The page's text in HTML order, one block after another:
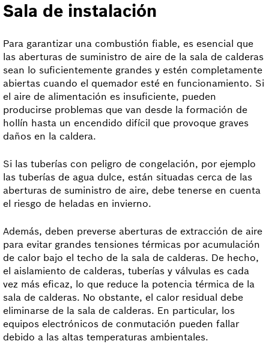
Sala de instalación
Para garantizar una combustión fiable, es esencial que
las aberturas de suministro de aire de la sala de calderas
sean lo suficientemente grandes y estén completamente
abiertas cuando el quemador esté en funcionamiento. Si
el aire de alimentación es insuficiente, pueden
producirse problemas que van desde la formación de
hollín hasta un encendido difícil que provoque graves
daños en la caldera.
Si las tuberías con peligro de congelación, por ejemplo
las tuberías de agua dulce, están situadas cerca de las
aberturas de suministro de aire, debe tenerse en cuenta
el riesgo de heladas en invierno.
Además, deben preverse aberturas de extracción de aire
para evitar grandes tensiones térmicas por acumulación
de calor bajo el techo de la sala de calderas. De hecho,
el aislamiento de calderas, tuberías y válvulas es cada
vez más eficaz, lo que reduce la potencia térmica de la
sala de calderas. No obstante, el calor residual debe
eliminarse de la sala de calderas. En particular, los
equipos electrónicos de conmutación pueden fallar
debido a las altas temperaturas ambientales.